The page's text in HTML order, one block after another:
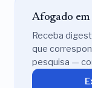
Afogado em
Receba
que
pesquisa —